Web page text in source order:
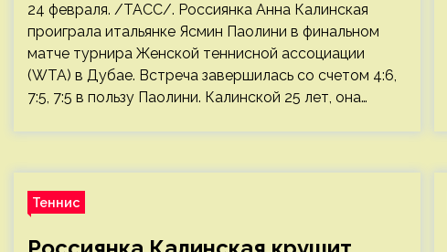
24 февраля. /ТАСС/. Россиянка Анна Калинская
проиграла итальянке Ясмин Паолини в финальном
матче турнира Женской теннисной ассоциации
(WTA) в Дубае. Встреча завершилась со счетом 4:6,
7:5, 7:5 в пользу Паолини. Калинской 25 лет, она…
Теннис